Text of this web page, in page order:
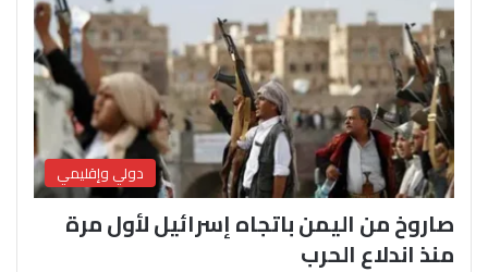
دولي وإقليمي
صاروخ من اليمن باتجاه إسرائيل لأول مرة
منذ اندلاع الحرب